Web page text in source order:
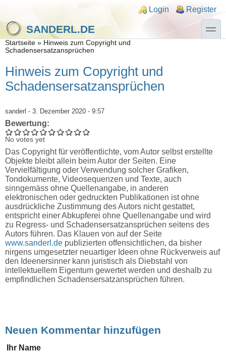
Login links
Login Register
SANDERL.DE
toggle
Sie sind hier
Startseite » Hinweis zum Copyright und
Schadensersatzansprüchen
Hinweis zum Copyright und
Schadensersatzansprüchen
sanderl - 3. Dezember 2020 - 9:57
Bewertung:
No votes yet
Das Copyright für veröffentlichte, vom Autor selbst erstellte
Objekte bleibt allein beim Autor der Seiten. Eine
Vervielfältigung oder Verwendung solcher Grafiken,
Tondokumente, Videosequenzen und Texte, auch
sinngemäss ohne Quellenangabe, in anderen
elektronischen oder gedruckten Publikationen ist ohne
ausdrückliche Zustimmung des Autors nicht gestattet,
entspricht einer Abkupferei ohne Quellenangabe und wird
zu Regress- und Schadensersatzansprüchen seitens des
Autors führen. Das Klauen von auf der Seite
www.sanderl.de publizierten offensichtlichen, da bisher
nirgens umgesetzter neuartiger Ideen ohne Rückverweis auf
den Ideenersinner kann juristisch als Diebstahl von
intellektuellem Eigentum gewertet werden und deshalb zu
empfindlichen Schadensersatzansprüchen führen.
Neuen Kommentar hinzufügen
Ihr Name